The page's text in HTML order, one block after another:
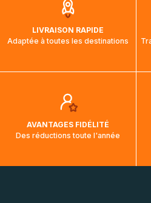
LIVRAISON RAPIDE
Adaptée à toutes les destinations
AVANTAGES FIDÉLITÉ
Des réductions toute l'année